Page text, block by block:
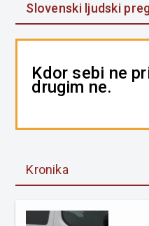
Slovenski ljudski
Kdor sebi ne
drugim ne.
Kronika